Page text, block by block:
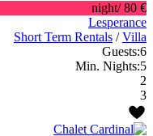
€ 80
/night
Lesperance
Short Term Rentals /Villa
Guests:6
Min. Nights:5
2
3